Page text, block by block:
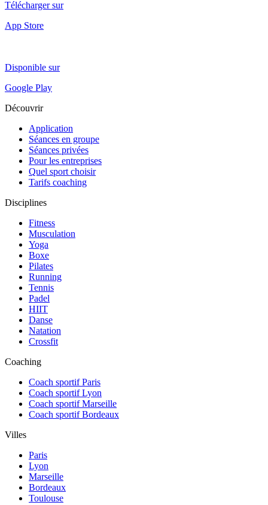
Télécharger sur
App Store
Disponible sur
Google Play
Découvrir
Application
Séances en groupe
Séances privées
Pour les entreprises
Quel sport choisir
Tarifs coaching
Disciplines
Fitness
Musculation
Yoga
Boxe
Pilates
Running
Tennis
Padel
HIIT
Danse
Natation
Crossfit
Coaching
Coach sportif Paris
Coach sportif Lyon
Coach sportif Marseille
Coach sportif Bordeaux
Villes
Paris
Lyon
Marseille
Bordeaux
Toulouse